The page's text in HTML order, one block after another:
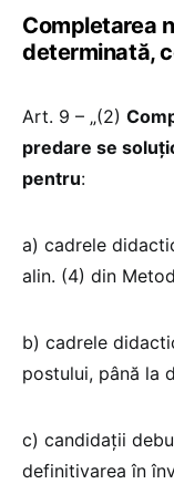
Completarea
determinată,
Art. 9 – „(2)
predare se
pentru:
a) cadrele
alin. (4) din
b) cadrele
postului, până la
c) candidații
definitivarea în